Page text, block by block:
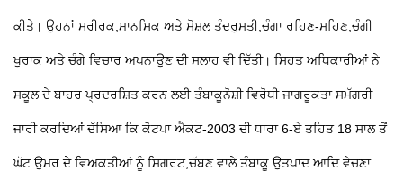
ਕੀਤੇ। ਉਹਨਾਂ ਸਰੀਰਕ,ਮਾਨਸਿਕ ਅਤੇ ਸੋਸ਼ਲ ਤੰਦਰੁਸਤੀ,ਚੰਗਾ ਰਹਿਣ-ਸਹਿਣ,ਚੰਗੀ
ਖੁਰਾਕ ਅਤੇ ਚੰਗੇ ਵਿਚਾਰ ਅਪਨਾਉਣ ਦੀ ਸਲਾਹ ਵੀ ਦਿੱਤੀ। ਸਿਹਤ ਅਧਿਕਾਰੀਆਂ ਨੇ
ਸਕੂਲ ਦੇ ਬਾਹਰ ਪ੍ਰਦਰਸ਼ਿਤ ਕਰਨ ਲਈ ਤੰਬਾਕੂਨੋਸ਼ੀ ਵਿਰੋਧੀ ਜਾਗਰੂਕਤਾ ਸਮੱਗਰੀ
ਜਾਰੀ ਕਰਦਿਆਂ ਦੱਸਿਆ ਕਿ ਕੋਟਪਾ ਐਕਟ-2003 ਦੀ ਧਾਰਾ 6-ਏ ਤਹਿਤ 18 ਸਾਲ ਤੋਂ
ਘੱਟ ਉਮਰ ਦੇ ਵਿਅਕਤੀਆਂ ਨੂੰ ਸਿਗਰਟ,ਚੱਬਣ ਵਾਲੇ ਤੰਬਾਕੂ ਉਤਪਾਦ ਆਦਿ ਵੇਚਣਾ